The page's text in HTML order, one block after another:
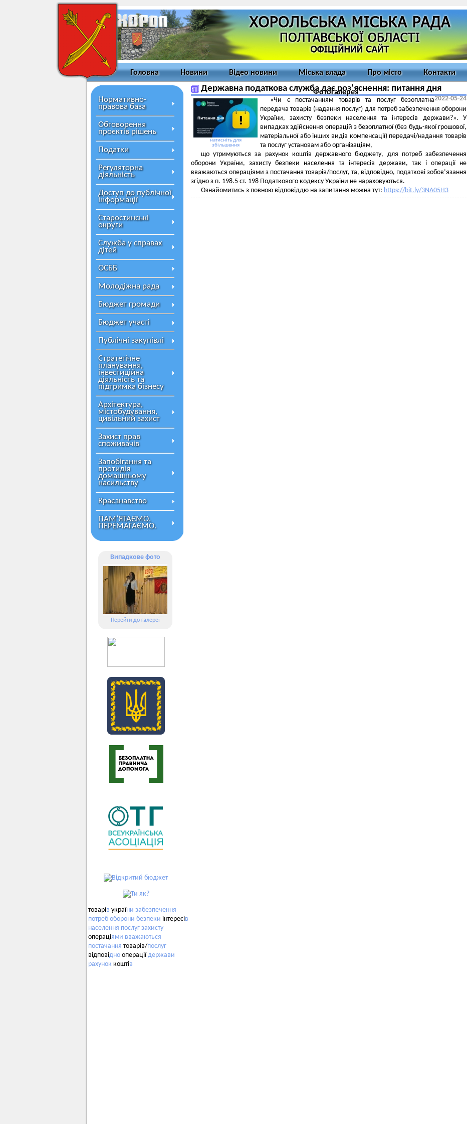
Головна Новини Відео новини Міська влада Про місто Контакти
Фотогалерея
Нормативно-
правова база
Обговорення
проєктів рішень
Податки
Регуляторна
діяльність
Доступ до публічної
інформації
Старостинські
округи
Служба у справах
дітей
ОСББ
Молодіжна рада
Бюджет громади
Бюджет участі
Публічні закупівлі
Стратегічне
планування,
інвестиційна
діяльність та
підтримка бізнесу
Архітектура,
містобудування,
цивільний захист
Захист прав
споживачів
Запобігання та
протидія
домашньому
насильству
Краєзнавство
ПАМ’ЯТАЄМО.
ПЕРЕМАГАЄМО.
Випадкове фото
Перейти до галереї
товарів україни забезпечення
потреб оборони безпеки інтересів
населення послуг захисту
операціями вважаються
постачання товарів/послуг
відповідно операціїдержави
рахунок коштів
Державна податкова служба дає роз’яснення: питання дня
2022-05-24
натисніть для
збільшення
«Чи є постачанням товарів та послуг безоплатна
передача товарів (надання послуг) для потреб забезпечення оборони
України, захисту безпеки населення та інтересів держави?». У
випадках здійснення операцій з безоплатної (без будь-якої грошової,
матеріальної або інших видів компенсації) передачі/надання товарів
та послуг установам або організаціям,
що утримуються за рахунок коштів державного бюджету, для потреб забезпечення
оборони України, захисту безпеки населення та інтересів держави, так і операції не
вважаються операціями з постачання товарів/послуг, та, відповідно, податкові зобов’язання
згідно з п. 198.5 ст. 198 Податкового кодексу України не нараховуються.
Ознайомитись з повною відповіддю на запитання можна тут: https://bit.ly/3NA05H3